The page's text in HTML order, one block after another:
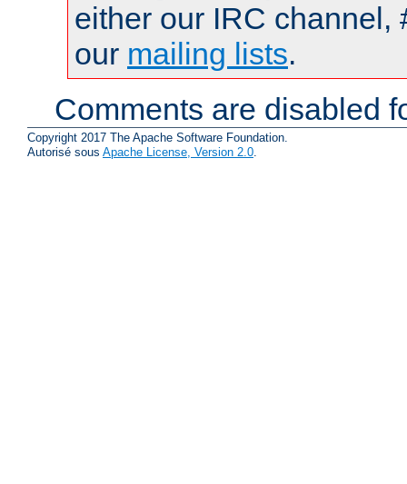
either our IRC channel,
our mailing lists.
Comments are disabled
Copyright 2017 The Apache Software Foundation.
Autorisé sous Apache License, Version 2.0